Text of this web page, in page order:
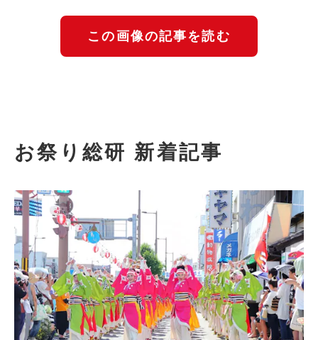
この画像の記事を読む
お祭り総研 新着記事